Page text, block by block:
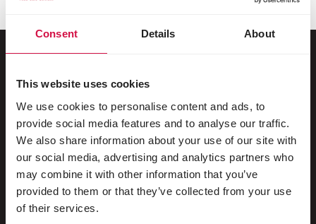
Consent Details About
This website uses cookies
We use cookies to personalise content and ads, to
provide social media features and to analyse our traffic.
We also share information about your use of our site with
our social media, advertising and analytics partners who
may combine it with other information that you’ve
provided to them or that they’ve collected from your use
of their services.
Para su animal
Aves de jaula y de voladera
Pájaros silvestres
Aves zancudas & no voladoras
Aves acuáticas